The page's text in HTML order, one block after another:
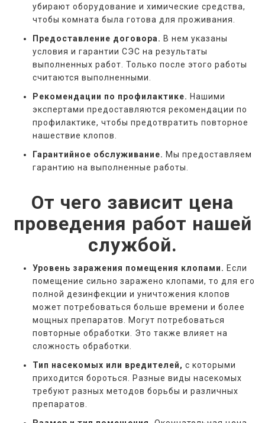
убирают оборудование и химические средства,
чтобы комната была готова для проживания.
Предоставление договора. В нем указаны
условия и гарантии СЭС на результаты
выполненных работ. Только после этого работы
считаются выполненными.
Рекомендации по профилактике. Нашими
экспертами предоставляются рекомендации по
профилактике, чтобы предотвратить повторное
нашествие клопов.
Гарантийное обслуживание. Мы предоставляем
гарантию на выполненные работы.
От чего зависит цена
проведения работ нашей
службой.
Уровень заражения помещения клопами. Если
помещение сильно заражено клопами, то для его
полной дезинфекции и уничтожения клопов
может потребоваться больше времени и более
мощных препаратов. Могут потребоваться
повторные обработки. Это также влияет на
сложность обработки.
Тип насекомых или вредителей, с которыми
приходится бороться. Разные виды насекомых
требуют разных методов борьбы и различных
препаратов.